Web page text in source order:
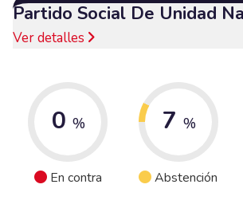
Partido Social De Unidad
Ver detalles
0 %
En contra
7 %
Abstención